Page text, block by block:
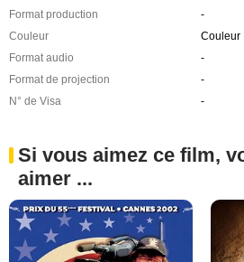
Format production
-
Couleur
Couleur
Format audio
-
Format de projection
-
N° de Visa
-
Si vous aimez ce film,
aimer ...